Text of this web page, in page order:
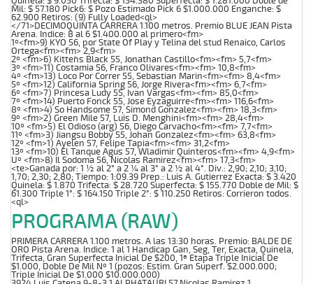
Mil: $ 57.180 Pick6: $ Pozo Estimado Pick 6 $1.000.000 Enganche: $
62.900 Retiros: (9) Fully Loaded<ql>
</71>DECIMOQUINTA CARRERA 1.100 metros. Premio BLUE JEAN Pista
Arena. Indice: 8 al 6 $1.400.000 al primero<fm>
1º<fm>9) KYO 56, por State Of Play y Telina del stud Renaico, Carlos
Ortega<fm><fm> 2,9<fm>
2º <fm>6) Kitten`s Black 55, Jonathan Castillo<fm><fm> 5,7<fm>
3º <fm>11) Costamia 56, Franco Olivares<fm><fm> 10,8<fm>
4º <fm>13) Loco Por Correr 55, Sebastian Marin<fm><fm> 8,4<fm>
5º <fm>12) California Spring 56, Jorge Rivera<fm><fm> 6,7<fm>
6º <fm>7) Princesa Ludy 55, Ivan Vargas<fm><fm> 85,0<fm>
7º <fm>14) Puerto Fonck 55, Jose Eyzaguirre<fm><fm> 116,6<fm>
8º <fm>4) So Handsome 57, Simond Gonzalez<fm><fm> 18,3<fm>
9º <fm>2) Green Mile 57, Luis D. Menghini<fm><fm> 28,4<fm>
10º <fm>5) El Odioso (arg) 56, Diego Carvacho<fm><fm> 7,7<fm>
11º <fm>3) Jiangsu Bobby 55, Johan Gonzalez<fm><fm> 63,8<fm>
12º <fm>1) Ayelen 57, Felipe Tapia<fm><fm> 31,2<fm>
13º <fm>10) El Tanque Agus 57, Wladimir Quinteros<fm><fm> 4,9<fm>
Uº <fm>8) Il Sodoma 56, Nicolas Ramirez<fm><fm> 17,3<fm>
<te>Ganada por: 1 ½ al 2° a 2 ¼ al 3° a 2 ½ al 4°. Div.: 2,90; 2,10; 3,10;
1,70; 2,30; 2,80; Tiempo: 1:09.39 Prep.: Luis A. Gutierrez Exacta: $ 3.420
Quinela: $ 1.870 Trifecta: $ 28.720 Superfecta: $ 155.770 Doble de Mil: $
61.300 Triple 1°: $ 164.150 Triple 2°: $ 110.250 Retiros: Corrieron todos.
<ql>
PROGRAMA (RAW)
PRIMERA CARRERA 1.100 metros. A las 13:30 horas. Premio: BALDE DE
ORO Pista Arena. Indice: 1 al 1 Handicap Gan, Seg, Ter, Exacta, Quinela,
Trifecta, Gran Superfecta Inicial De $200, 1ª Etapa Triple Inicial De
$1.000, Doble De Mil Nº 1 (pozos: Estim. Gran Superf. $2.000.000;
Triple Inicial De $1.000 $10.000.000)